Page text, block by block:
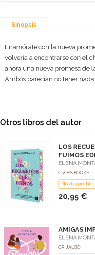
Sinopsis
Enamórate con la nueva
volvería a encontrarse con el
ahora una nueva promesa de
Ambos parecían no tener
Otros libros del autor
LOS
FUIMOS
ELENA
CROSS BOOKS
No
20,95 €
AMIGAS
ELENA
GRIJALBO